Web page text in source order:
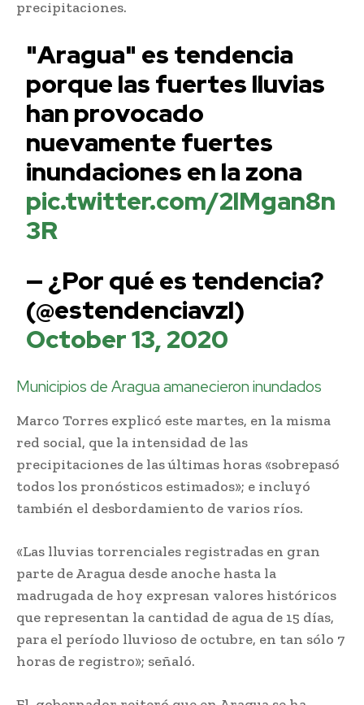
precipitaciones.
"Aragua" es tendencia
porque las fuertes lluvias
han provocado
nuevamente fuertes
inundaciones en la zona
pic.twitter.com/2lMgan8n
3R
— ¿Por qué es tendencia?
(@estendenciavzl)
October 13, 2020
Municipios de Aragua amanecieron inundados
Marco Torres explicó este martes, en la misma
red social, que la intensidad de las
precipitaciones de las últimas horas «sobrepasó
todos los pronósticos estimados»; e incluyó
también el desbordamiento de varios ríos.
«Las lluvias torrenciales registradas en gran
parte de Aragua desde anoche hasta la
madrugada de hoy expresan valores históricos
que representan la cantidad de agua de 15 días,
para el período lluvioso de octubre, en tan sólo 7
horas de registro»; señaló.